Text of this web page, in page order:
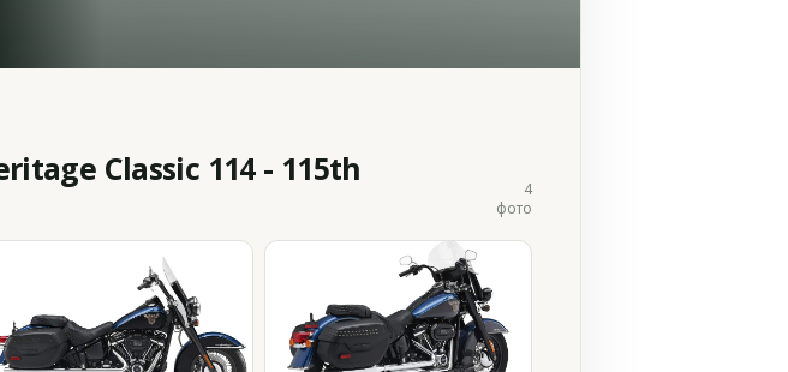
Classic 114 - 115th
4
фото